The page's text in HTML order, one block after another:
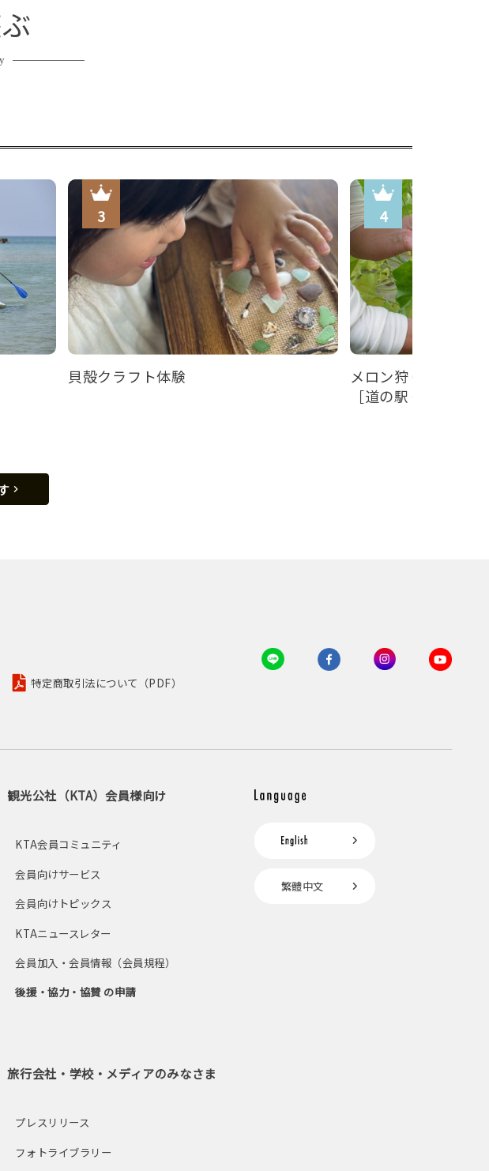
貝殻クラフト体験
メロン狩り体験
［道の駅くみはま
特定商取引法について（PDF）
観光公社（KTA）会員様向け
KTA会員コミュニティ
会員向けサービス
会員向けトピックス
KTAニュースレター
会員加入・会員情報（会員規程）
後援・協力・協賛 の申請
旅行会社・学校・メディアのみなさま
プレスリリース
フォトライブラリー
繁體中文